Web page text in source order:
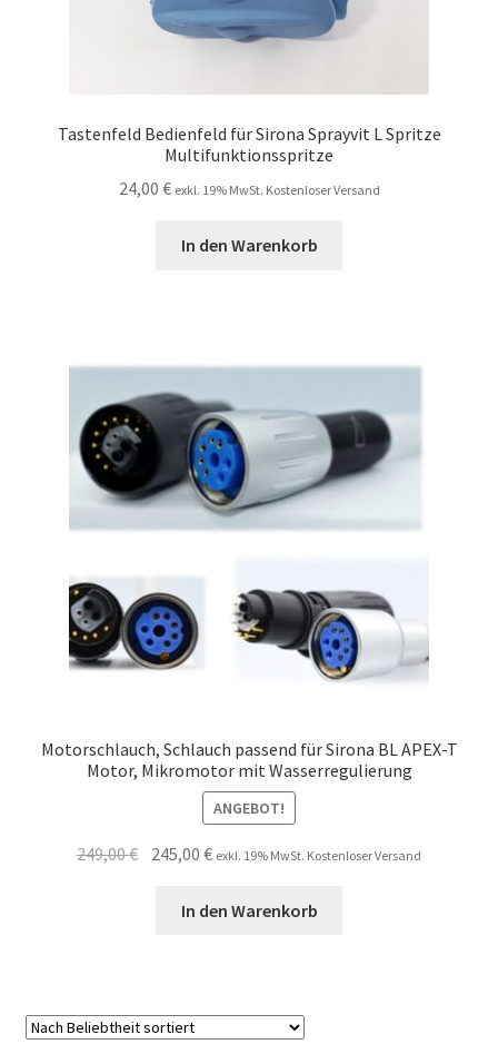
Tastenfeld Bedienfeld für Sirona Sprayvit L Spritze
Multifunktionsspritze
24,00 € exkl. 19% MwSt. Kostenloser Versand
In den Warenkorb
Motorschlauch, Schlauch passend für Sirona BL APEX-T
Motor, Mikromotor mit Wasserregulierung
ANGEBOT!
249,00€ Ursprünglicher
245,00€Aktueller
ist:
exkl. 19% MwSt. Kostenloser Versand
In den Warenkorb